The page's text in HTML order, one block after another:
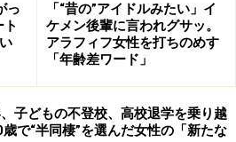
っ
「“昔の”アイドルみたい」イ
ケメン後輩に言われグサッ。
アラフィフ女性を打ちのめす
「年齢差ワード」
子どもの不登校、高校退学を乗り越
で“半同棲”を選んだ女性の「新たな